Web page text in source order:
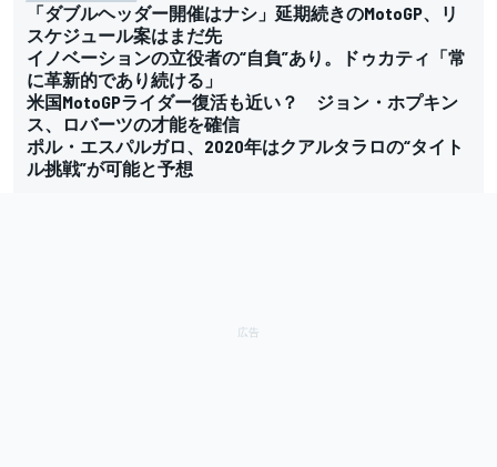
「ダブルヘッダー開催はナシ」延期続きのMotoGP、リ
スケジュール案はまだ先
イノベーションの立役者の“自負”あり。ドゥカティ「常
に革新的であり続ける」
米国MotoGPライダー復活も近い？ ジョン・ホプキン
ス、ロバーツの才能を確信
ポル・エスパルガロ、2020年はクアルタラロの“タイト
ル挑戦”が可能と予想